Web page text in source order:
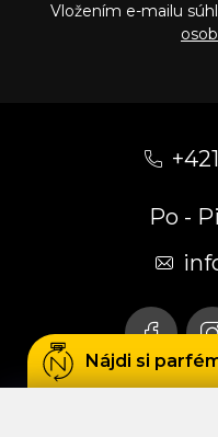
Vložením e-mailu
Po -
Nájdi si